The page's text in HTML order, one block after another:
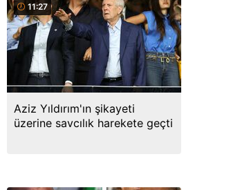
11:27
Aziz Yıldırım'ın şikayeti
üzerine savcılık harekete geçti